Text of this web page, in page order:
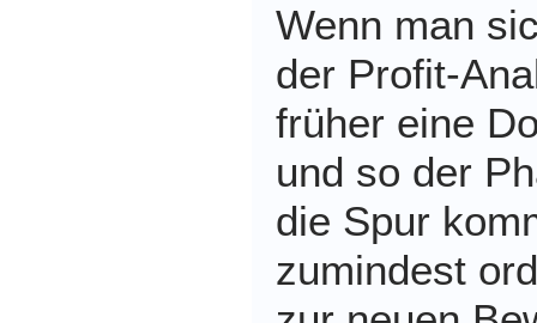
Wenn man
der Profit-
früher eine
und so der
die Spur
zumindest